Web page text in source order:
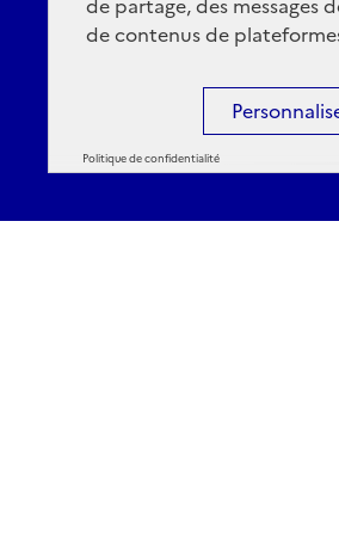
de partage, des messages
de contenus de
Politique de confidentialité